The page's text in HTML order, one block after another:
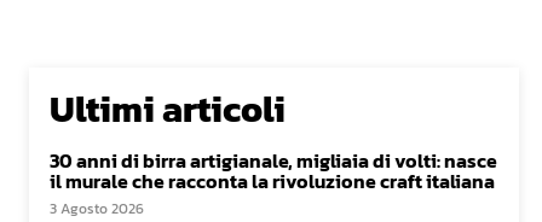
Ultimi articoli
30 anni di birra artigianale, migliaia di volti: nasce
il murale che racconta la rivoluzione craft italiana
3 Agosto 2026